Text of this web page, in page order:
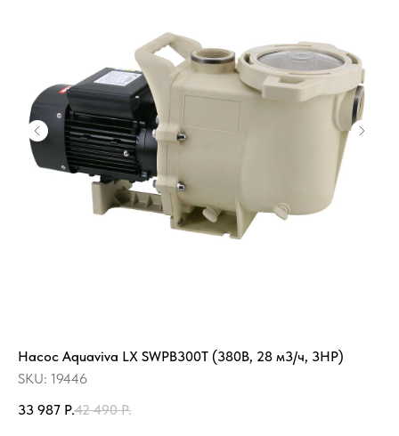
Насос Aquaviva LX SWPB300T (380В, 28 м3/ч, 3HP)
SKU: 19446
33 987 Р.42 490 Р.